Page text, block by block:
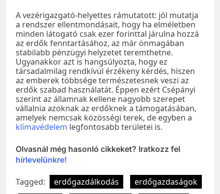
A vezérigazgató-helyettes rámutatott: jól mutatja
a rendszer ellentmondásait, hogy ha elméletben
minden látogató csak ezer forinttal járulna hozzá
az erdők fenntartásához, az már önmagában
stabilabb pénzügyi helyzetet teremthetne.
Ugyanakkor azt is hangsúlyozta, hogy ez
társadalmilag rendkívül érzékeny kérdés, hiszen
az emberek többsége természetesnek veszi az
erdők szabad használatát. Éppen ezért Csépányi
szerint az államnak kellene nagyobb szerepet
vállalnia azoknak az erdőknek a támogatásában,
amelyek nemcsak közösségi terek, de egyben a
klímavédelem legfontosabb területei is.
Olvasnál még hasonló cikkeket? Iratkozz fel
hírlevelünkre!
Tagged: erdőgazdálkodás
erdőgazdaságok